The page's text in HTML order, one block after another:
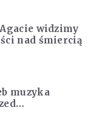
widzimy
nad śmiercią
muzyka
była